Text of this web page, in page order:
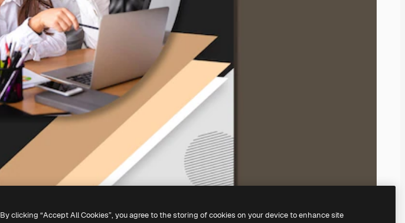
By clicking “Accept All Cookies”, you agree to the storing of cookies on your device to enhance site